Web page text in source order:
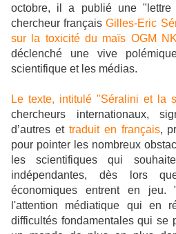
octobre, il a publié une "lettre
chercheur françaisGilles-Eric
sur la toxicité du maïs OGM
déclenché une vive
scientifique et les médias.
Le texte, intitulé "Séralini et la
chercheurs internationaux,
d’autres et traduit en français,
pour pointer les nombreux
les scientifiques qui
indépendantes, dès lors
économiques entrent en
l'attention médiatique qui en
difficultés fondamentales qui se